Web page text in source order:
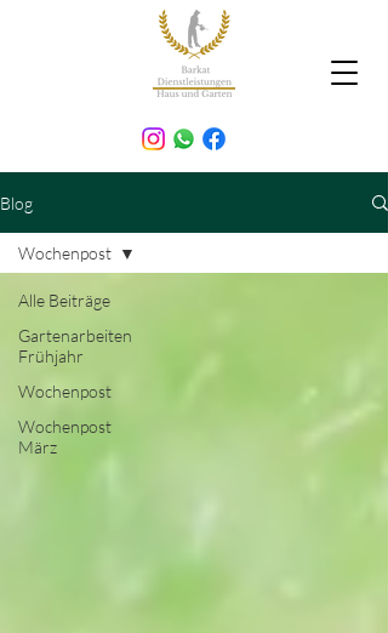
Blog
Alle Beiträge
Gartenarbeiten
Frühjahr
Wochenpost
Wochenpost
März
Wochenpost